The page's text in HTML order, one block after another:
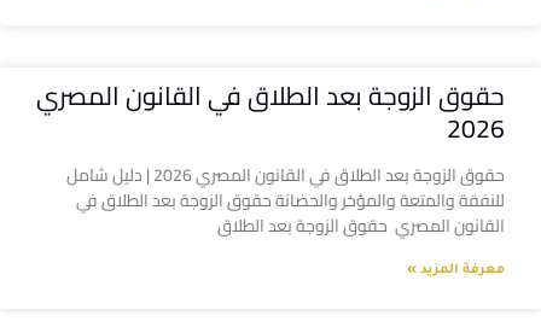
حقوق الزوجة بعد الطلاق في القانون المصري
2026
حقوق الزوجة بعد الطلاق في القانون المصري 2026 | دليل شامل
للنفقة والمتعة والمؤخر والحضانة حقوق الزوجة بعد الطلاق في
القانون المصري حقوق الزوجة بعد الطلاق
معرفة المزيد »